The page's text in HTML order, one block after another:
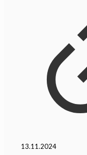
13.11.2024